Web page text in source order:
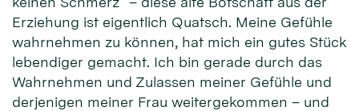
Erziehung ist eigentlich Quatsch. Meine Gefühle
wahrnehmen zu können, hat mich ein gutes Stück
lebendiger gemacht. Ich bin gerade durch das
Wahrnehmen und Zulassen meiner Gefühle und
derjenigen meiner Frau weitergekommen – und